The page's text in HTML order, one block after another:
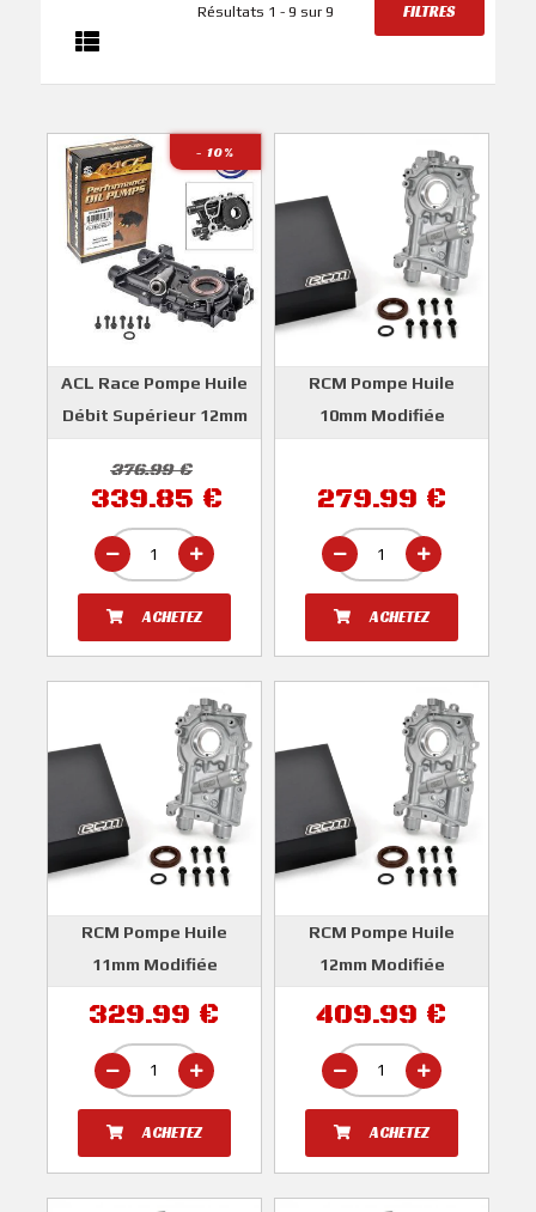
Résultats 1 - 9 sur 9 FILTRES
- 10%
ACL Race Pompe Huile
Débit Supérieur 12mm
WRX STI FORESTER
LEGACY
ACL
376.99 €
339.85 €
ACHETEZ
RCM Pompe Huile
10mm Modifiée
2001-2007
ROGER CLARK
MOTORSPORT
279.99 €
ACHETEZ
RCM Pompe Huile
11mm Modifiée
WRX STI
ROGER CLARK
MOTORSPORT
329.99 €
ACHETEZ
RCM Pompe Huile
12mm Modifiée
WRX STI
ROGER CLARK
MOTORSPORT
409.99 €
ACHETEZ